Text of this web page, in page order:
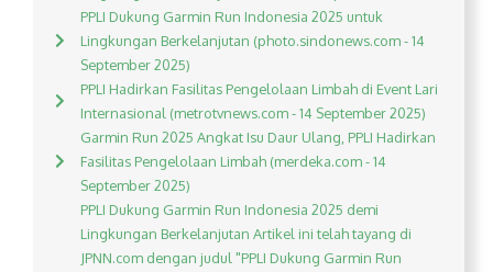
PPLI Dukung Garmin Run Indonesia 2025 untuk
Lingkungan Berkelanjutan (photo.sindonews.com - 14
September 2025)
PPLI Hadirkan Fasilitas Pengelolaan Limbah di Event Lari
Internasional (metrotvnews.com - 14 September 2025)
Garmin Run 2025 Angkat Isu Daur Ulang, PPLI Hadirkan
Fasilitas Pengelolaan Limbah (merdeka.com - 14
September 2025)
PPLI Dukung Garmin Run Indonesia 2025 demi
Lingkungan Berkelanjutan Artikel ini telah tayang di
JPNN.com dengan judul "PPLI Dukung Garmin Run